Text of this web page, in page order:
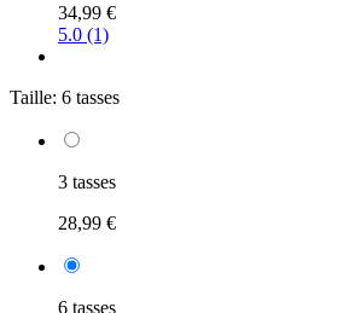
34,99 €
5.0 (1)
Taille: 6 tasses
3 tasses
28,99 €
6 tasses